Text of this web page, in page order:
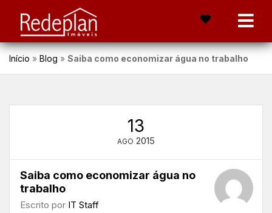
Início » Blog » Saiba como economizar água no trabalho
13
AGO 2015
Saiba como economizar água no
trabalho
Escrito por IT Staff